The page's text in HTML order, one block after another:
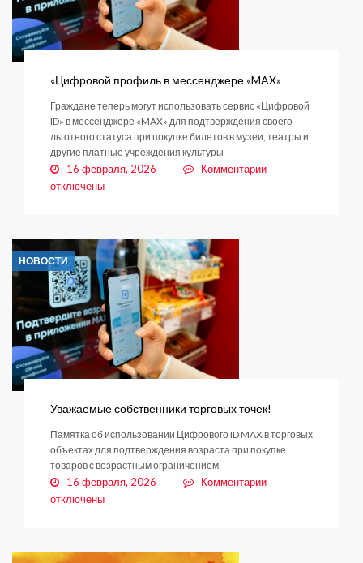
«Цифровой профиль в мессенджере «MAX»
Граждане теперь могут использовать сервис «Цифровой
ID» в мессенджере «MAX» для подтверждения своего
льготного статуса при покупке билетов в музеи, театры и
другие платные учреждения культуры
16 февраля, 2026 Комментариик
отключены
НОВОСТИ
Уважаемые собственники торговых точек!
Памятка об использовании Цифрового ID MAX в торговых
объектах для подтверждения возраста при покупке
товаров с возрастным ограничением
16 февраля, 2026 Комментариик
отключены